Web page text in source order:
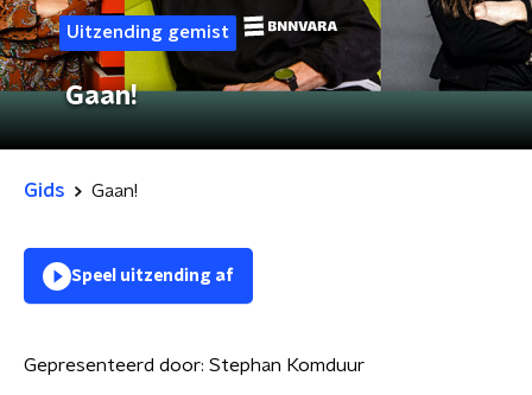
Uitzending gemist
Gaan!
Gids Gaan!
Speel uitzending af
Gepresenteerd door: Stephan Komduur